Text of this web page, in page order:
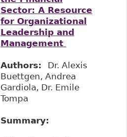
Sector: A Resource
for Organizational
Leadership and
Management
Authors: Dr. Alexis
Buettgen, Andrea
Gardiola, Dr. Emile
Tompa
Summary: